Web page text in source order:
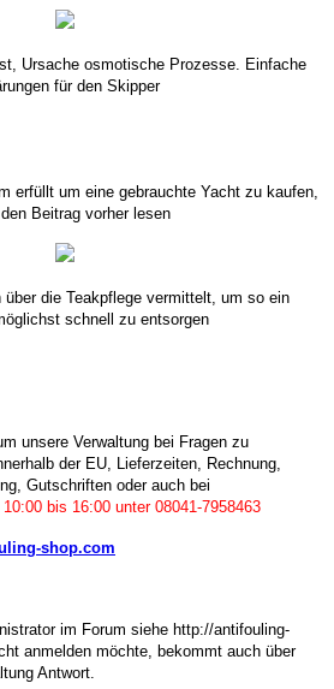
Ursache osmotische Prozesse. Einfache
für den Skipper
erfüllt um eine gebrauchte Yacht zu kaufen,
Beitrag vorher lesen
über die Teakpflege vermittelt, um so ein
schnell zu entsorgen
unsere Verwaltung bei Fragen zu
der EU, Lieferzeiten, Rechnung,
Gutschriften oder auch bei
bis 16:00 unter 08041-7958463
shop.com
im Forum siehe http://antifouling-
anmelden möchte, bekommt auch über
Antwort.